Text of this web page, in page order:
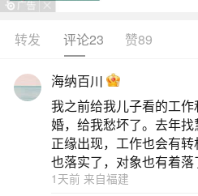
生活中像猴跟猴的婚
问题，但是小问题不注意可
就这个问题给大家做一些解
1、属猴和属猴的适合做
属猴的和属猴的在一起
转发 评论23 赞89
海纳百川
我之前给我儿子看的工
婚，给我愁坏了。去年
正缘出现，工作也会有
也落实了，对象也有着落
1天前 来自福建